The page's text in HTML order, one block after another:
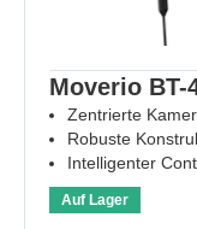
Moverio BT-
Zentrierte
Robuste
Intelligenter
Auf Lager